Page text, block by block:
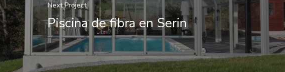
Next Project
Piscina de fibra en Serin